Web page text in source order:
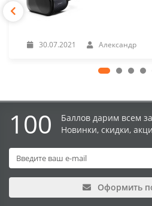
30.07.2021 Александр
100
Баллов дарим всем
Новинки, скидки,
Оформить